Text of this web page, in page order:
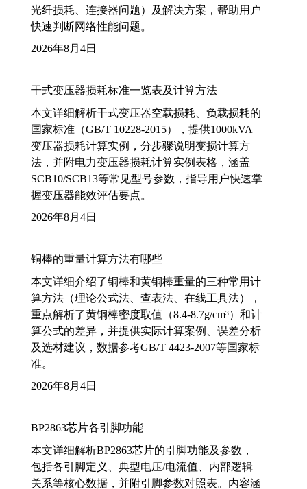
光纤损耗、连接器问题）及解决方案，帮助用户
快速判断网络性能问题。
2026年8月4日
干式变压器损耗标准一览表及计算方法
本文详细解析干式变压器空载损耗、负载损耗的
国家标准（GB/T 10228-2015），提供1000kVA
变压器损耗计算实例，分步骤说明变损计算方
法，并附电力变压器损耗计算实例表格，涵盖
SCB10/SCB13等常见型号参数，指导用户快速掌
握变压器能效评估要点。
2026年8月4日
铜棒的重量计算方法有哪些
本文详细介绍了铜棒和黄铜棒重量的三种常用计
算方法（理论公式法、查表法、在线工具法），
重点解析了黄铜棒密度取值（8.4-8.7g/cm³）和计
算公式的差异，并提供实际计算案例、误差分析
及选材建议，数据参考GB/T 4423-2007等国家标
准。
2026年8月4日
BP2863芯片各引脚功能
本文详细解析BP2863芯片的引脚功能及参数，
包括各引脚定义、典型电压/电流值、内部逻辑
关系等核心数据，并附引脚参数对照表。内容涵